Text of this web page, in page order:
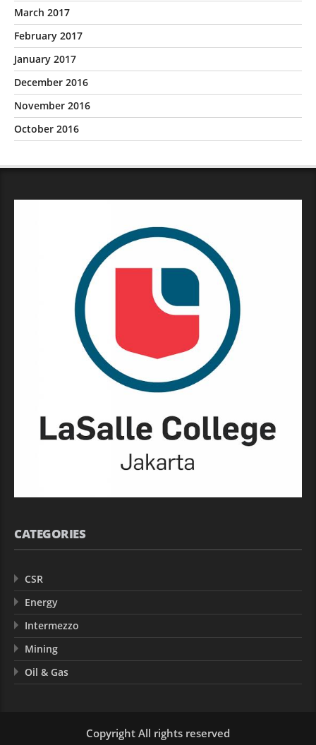
March 2017
February 2017
January 2017
December 2016
November 2016
October 2016
CATEGORIES
CSR
Energy
Intermezzo
Mining
Oil & Gas
Copyright All rights reserved